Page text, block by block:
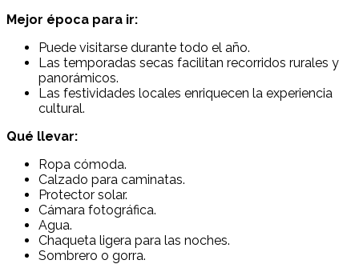
Mejor época para ir:
Puede visitarse durante todo el año.
Las temporadas secas facilitan recorridos rurales y
panorámicos.
Las festividades locales enriquecen la experiencia
cultural.
Qué llevar:
Ropa cómoda.
Calzado para caminatas.
Protector solar.
Cámara fotográfica.
Agua.
Chaqueta ligera para las noches.
Sombrero o gorra.